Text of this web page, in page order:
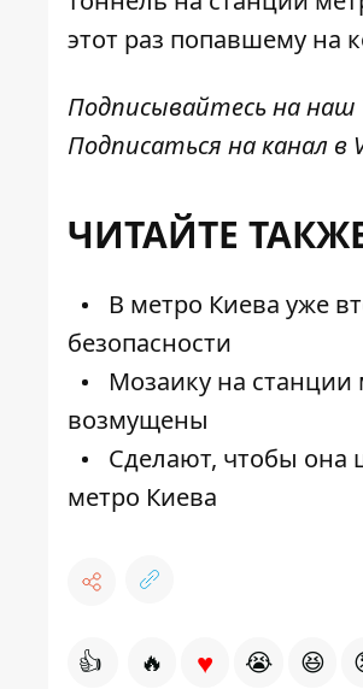
этот раз попавшему на
Подписывайтесь на наш
Подписаться на канал в
ЧИТАЙТЕ
В метро Киева уже
безопасности
Мозаику на
возмущены
Сделают, чтобы она
метро Киева
👍 🔥 ♥ 😭 😆